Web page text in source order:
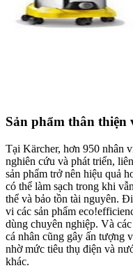
Sản phẩm thân
Tại Kärcher, hơn 950 nhân
nghiên cứu và phát triển,
sản phẩm trở nên hiệu quả
có thể làm sạch trong khi
thể và bảo tồn tài nguyên.
vi các sản phẩm
dùng chuyên nghiệp. Và
cá nhân cũng gây ấn tượng
nhờ mức tiêu thụ điện và
khác.